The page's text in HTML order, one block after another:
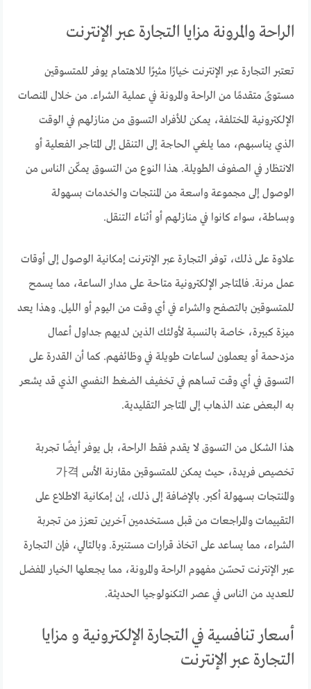
الراحة والمرونة مزايا التجارة عبر الإنترنت
تعتبر التجارة عبر الإنترنت خيارًا مثيرًا للاهتمام يوفر للمتسوقين
مستوىً متقدمًا من الراحة والمرونة في عملية الشراء. من خلال المنصات
الإلكترونية المختلفة، يمكن للأفراد التسوق من منازلهم في الوقت
الذي يناسبهم، مما يلغي الحاجة إلى التنقل إلى المتاجر الفعلية أو
الانتظار في الصفوف الطويلة. هذا النوع من التسوق يمكّن الناس من
الوصول إلى مجموعة واسعة من المنتجات والخدمات بسهولة
وبساطة، سواء كانوا في منازلهم أو أثناء التنقل.
علاوة على ذلك، توفر التجارة عبر الإنترنت إمكانية الوصول إلى أوقات
عمل مرنة. فالمتاجر الإلكترونية متاحة على مدار الساعة، مما يسمح
للمتسوقين بالتصفح والشراء في أي وقت من اليوم أو الليل. وهذا يعد
ميزة كبيرة، خاصة بالنسبة لأولئك الذين لديهم جداول أعمال
مزدحمة أو يعملون لساعات طويلة في وظائفهم. كما أن القدرة على
التسوق في أي وقت تساهم في تخفيف الضغط النفسي الذي قد يشعر
به البعض عند الذهاب إلى المتاجر التقليدية.
هذا الشكل من التسوق لا يقدم فقط الراحة، بل يوفر أيضًا تجربة
تخصيص فريدة، حيث يمكن للمتسوقين مقارنة الأس 가격
والمنتجات بسهولة أكبر. بالإضافة إلى ذلك، إن إمكانية الاطلاع على
التقييمات والمراجعات من قبل مستخدمين آخرين تعزز من تجربة
الشراء، مما يساعد على اتخاذ قرارات مستنيرة. وبالتالي، فإن التجارة
عبر الإنترنت تحسّن مفهوم الراحة والمرونة، مما يجعلها الخيار المفضل
للعديد من الناس في عصر التكنولوجيا الحديثة.
أسعار تنافسية في التجارة الإلكترونية و مزايا
التجارة عبر الإنترنت